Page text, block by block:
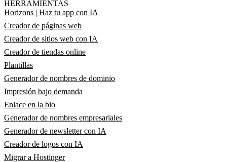
HERRAMIENTAS
Horizons | Haz tu app con IA
Creador de páginas web
Creador de sitios web con IA
Creador de tiendas online
Plantillas
Generador de nombres de dominio
Impresión bajo demanda
Enlace en la bio
Generador de nombres empresariales
Generador de newsletter con IA
Creador de logos con IA
Migrar a Hostinger